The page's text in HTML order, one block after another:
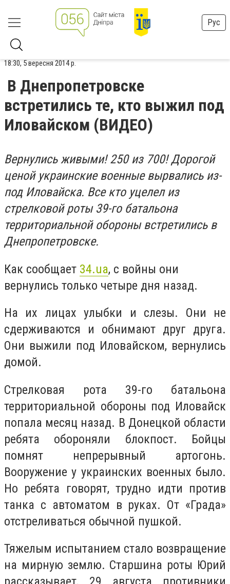
Рус
18:30, 5 вересня 2014 р.
В Днепропетровске
встретились те, кто выжил под
Иловайском (ВИДЕО)
Вернулись живыми! 250 из 700! Дорогой
ценой украинские военные вырвались из-
под Иловайска. Все кто уцелел из
стрелковой роты 39-го батальона
территориальной обороны встретились в
Днепропетровске.
Как сообщает 34.ua, с войны они
вернулись только четыре дня назад.
На их лицах улыбки и слезы. Они не
сдерживаются и обнимают друг друга.
Они выжили под Иловайском, вернулись
домой.
Стрелковая рота 39-го батальона
территориальной обороны под Иловайск
попала месяц назад. В Донецкой области
ребята обороняли блокпост. Бойцы
помнят непрерывный артогонь.
Вооружение у украинских военных было.
Но ребята говорят, трудно идти против
танка с автоматом в руках. От «Града»
отстреливаться обычной пушкой.
Тяжелым испытанием стало возвращение
на мирную землю. Старшина роты Юрий